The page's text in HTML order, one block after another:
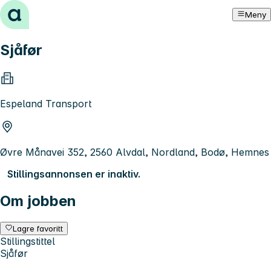
Hopp til innhold Meny
Sjåfør
Espeland Transport
Øvre Månavei 352, 2560 Alvdal, Nordland, Bodø, Hemnes
Stillingsannonsen er inaktiv.
Om jobben
Lagre favoritt
Stillingstittel
Sjåfør